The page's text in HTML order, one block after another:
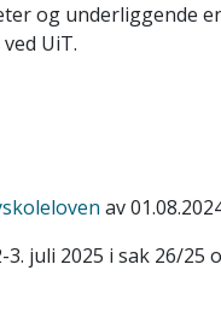
og
UiT.
av
juli 2025 i sak 26/